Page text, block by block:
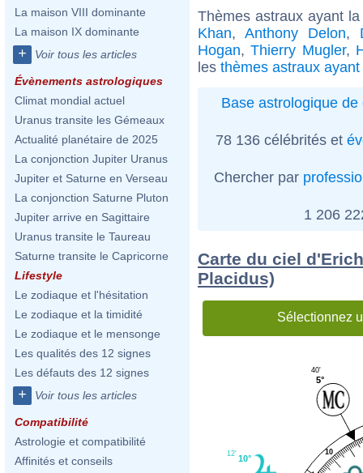
La maison VIII dominante
La maison IX dominante
+ Voir tous les articles
Évènements astrologiques
Climat mondial actuel
Uranus transite les Gémeaux
Actualité planétaire de 2025
La conjonction Jupiter Uranus
Jupiter et Saturne en Verseau
La conjonction Saturne Pluton
Jupiter arrive en Sagittaire
Uranus transite le Taureau
Saturne transite le Capricorne
Lifestyle
Le zodiaque et l'hésitation
Le zodiaque et la timidité
Le zodiaque et le mensonge
Les qualités des 12 signes
Les défauts des 12 signes
+ Voir tous les articles
Compatibilité
Astrologie et compatibilité
Affinités et conseils
Thèmes astraux ayant
Khan, Anthony Delon,
Hogan,Thierry Mugler,
les thèmes astraux
Base astrologique de
78 136 célébrités et
Chercher par
1 206
Carte du ciel
Placidus)
Sélectionnez
10
5°
40'
10°
12'